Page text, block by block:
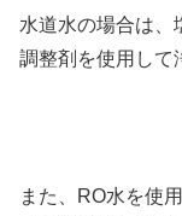
水道水の場合は、
調整剤を使用して
また、RO水を使